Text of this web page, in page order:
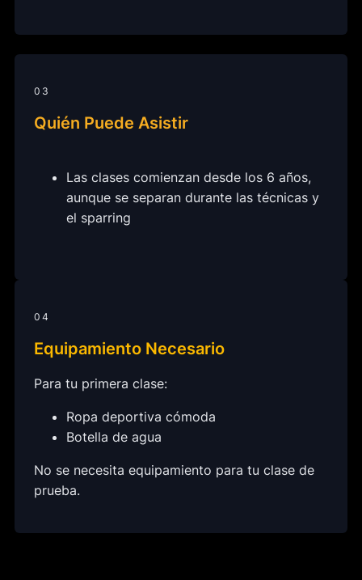
03
Quién Puede Asistir
Las clases comienzan desde los 6 años,
aunque se separan durante las técnicas y
el sparring
04
Equipamiento Necesario
Para tu primera clase:
Ropa deportiva cómoda
Botella de agua
No se necesita equipamiento para tu clase de
prueba.